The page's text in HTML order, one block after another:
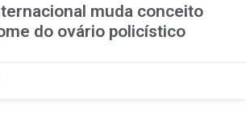
muda conceito
do ovário policístico